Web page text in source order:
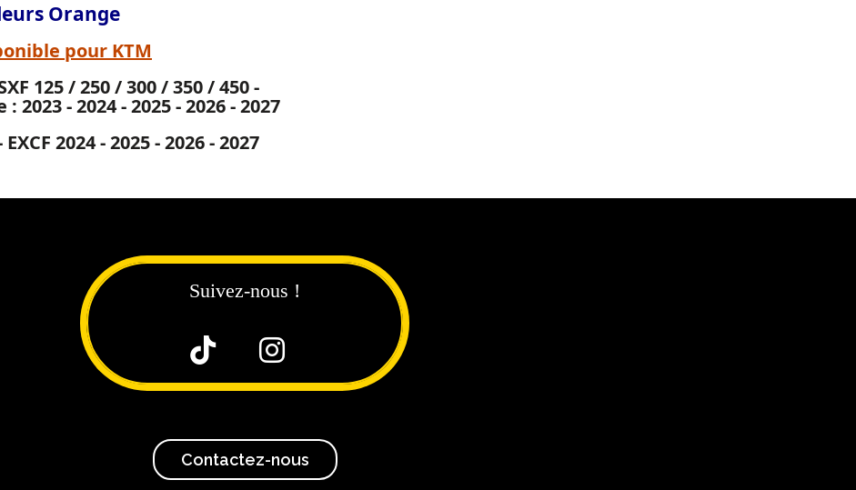
Orange
e pour KTM
125 / 250 / 300 / 350 / 450 -
: 2023 - 2024 - 2025 - 2026 - 2027
EXCF 2024 - 2025 - 2026 - 2027
Suivez-nous !
 
Contactez-nous